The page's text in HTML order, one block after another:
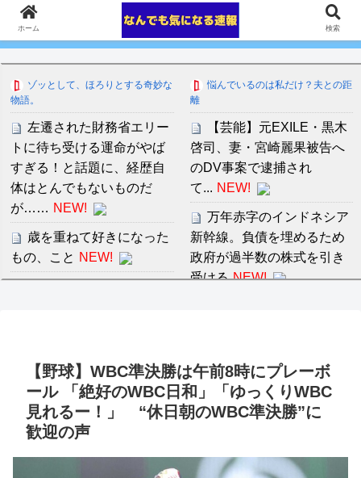
ゾッとして、ほろりとする奇妙な
物語。
左遷された財務省エリー
トに待ち受ける運命がやば
すぎる！と話題に、経歴自
体はとんでもないものだ
が…… NEW!
歳を重ねて好きになった
もの、こと NEW!
た主婦の裁判が…… NEW!
【阪神】佐藤輝明、高橋
悩んでいるのは私だけ？夫との距
離
【芸能】元EXILE・黒木
啓司、妻・宮崎麗果被告へ
のDV事案で逮捕され
て... NEW!
万年赤字のインドネシア
新幹線。負債を埋めるため
政府が過半数の株式を引き
受ける NEW!
セ・リーグ出塁回数ラン
キング 直近3週間｜2026年
8/3まで
Ｗ杯１次Ｌ敗退の韓国 議員
【野球】WBC準決勝は午前8時にプレーボ
ール 「絶好のWBC日和」「ゆっくりWBC
見れるー！」 “休日朝のWBC準決勝”に
歓迎の声
ホーム 検索